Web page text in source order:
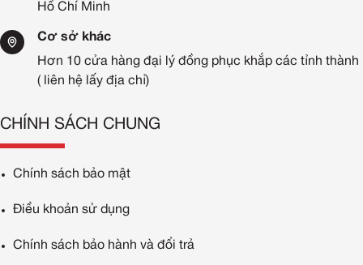
Hồ Chí Minh
Cơ sở khác
Hơn 10 cửa hàng đại lý đồng phục khắp các tỉnh thành
( liên hệ lấy địa chỉ)
CHÍNH SÁCH CHUNG
Chính sách bảo mật
Điều khoản sử dụng
Chính sách bảo hành và đổi trả